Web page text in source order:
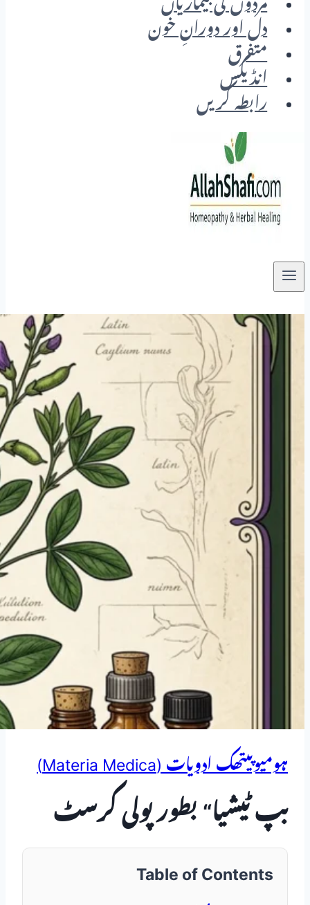
مردوں کی بیماریاں
دل اور دورانِ خون
متفرق
انڈیکس
رابطہ کریں
ہومیوپیتھک ادویات (Materia Medica)
بپ ٹیشیا“ بطور پولی کرسٹ
Table of Contents